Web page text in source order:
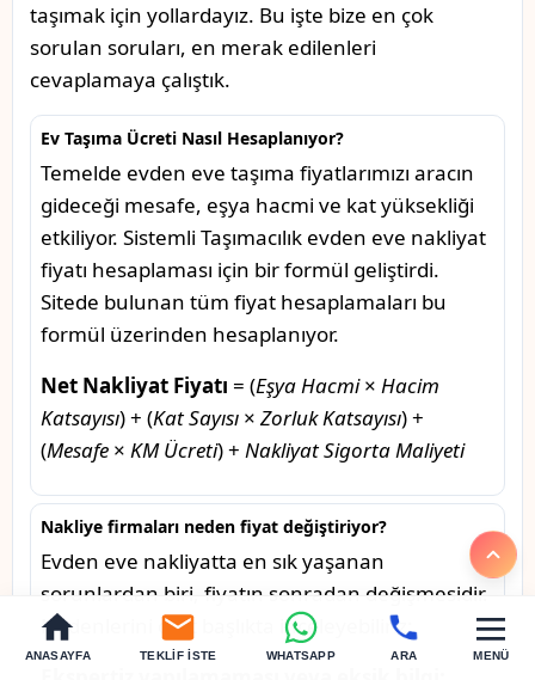
ANASAYFA TEKLIF İSTE WHATSAPP ARA MENÜ
taşımak için yollardayız. Bu işte bize en çok
sorulan soruları, en merak edilenleri
cevaplamaya çalıştık.
Ev Taşıma Ücreti Nasıl Hesaplanıyor?
Temelde evden eve taşıma fiyatlarımızı aracın
gideceği mesafe, eşya hacmi ve kat yüksekliği
etkiliyor. Sistemli Taşımacılık evden eve nakliyat
fiyatı hesaplaması için bir formül geliştirdi.
Sitede bulunan tüm fiyat hesaplamaları bu
formül üzerinden hesaplanıyor.
Net Nakliyat Fiyatı = (Eşya Hacmi× Hacim
Katsayısı) + (Kat Sayısı × Zorluk Katsayısı) +
(Mesafe × KM Ücreti) + Nakliyat Sigorta Maliyeti
Nakliye firmaları neden fiyat değiştiriyor?
Evden eve nakliyatta en sık yaşanan
sorunlardan biri, fiyatın sonradan değişmesidir.
Nedenlerini dört başlıkta inceleyebiliriz: